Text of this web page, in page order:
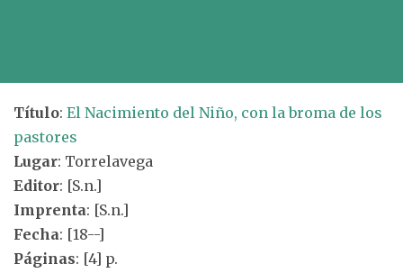
Título: El Nacimiento del Niño, con la broma de los
pastores
Lugar: Torrelavega
Editor: [S.n.]
Imprenta: [S.n.]
Fecha: [18--]
Páginas: [4] p.